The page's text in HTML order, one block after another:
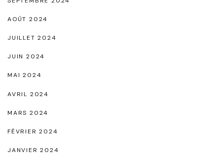
AOÛT 2024
JUILLET 2024
JUIN 2024
MAI 2024
AVRIL 2024
MARS 2024
FÉVRIER 2024
JANVIER 2024